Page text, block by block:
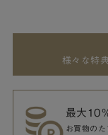
様々な特
最大10
お買物のた